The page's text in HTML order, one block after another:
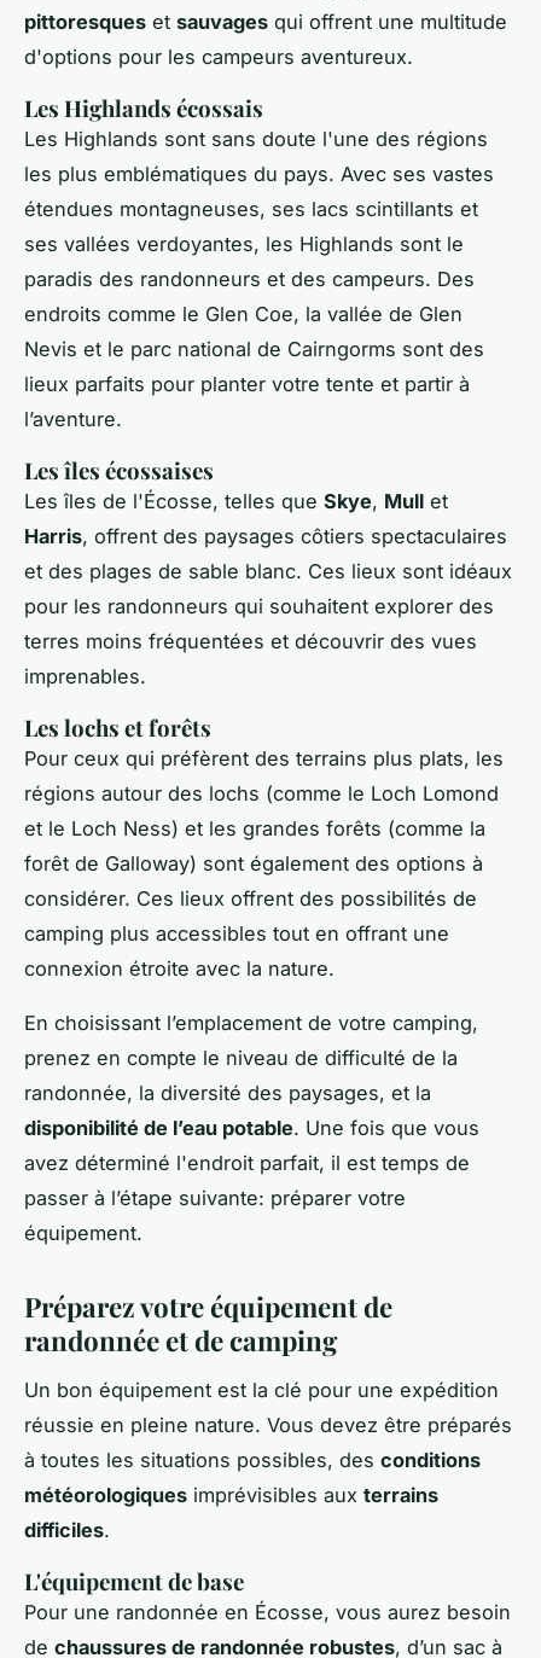
pittoresques et sauvages qui offrent une multitude
d'options pour les campeurs aventureux.
Les Highlands écossais
Les Highlands sont sans doute l'une des régions
les plus emblématiques du pays. Avec ses vastes
étendues montagneuses, ses lacs scintillants et
ses vallées verdoyantes, les Highlands sont le
paradis des randonneurs et des campeurs. Des
endroits comme le Glen Coe, la vallée de Glen
Nevis et le parc national de Cairngorms sont des
lieux parfaits pour planter votre tente et partir à
l’aventure.
Les îles écossaises
Les îles de l'Écosse, telles que Skye, Mull et
Harris, offrent des paysages côtiers spectaculaires
et des plages de sable blanc. Ces lieux sont idéaux
pour les randonneurs qui souhaitent explorer des
terres moins fréquentées et découvrir des vues
imprenables.
Les lochs et forêts
Pour ceux qui préfèrent des terrains plus plats, les
régions autour des lochs (comme le Loch Lomond
et le Loch Ness) et les grandes forêts (comme la
forêt de Galloway) sont également des options à
considérer. Ces lieux offrent des possibilités de
camping plus accessibles tout en offrant une
connexion étroite avec la nature.
En choisissant l’emplacement de votre camping,
prenez en compte le niveau de difficulté de la
randonnée, la diversité des paysages, et la
disponibilité de l’eau potable. Une fois que vous
avez déterminé l'endroit parfait, il est temps de
passer à l’étape suivante: préparer votre
équipement.
Préparez votre équipement de
randonnée et de camping
Un bon équipement est la clé pour une expédition
réussie en pleine nature. Vous devez être préparés
à toutes les situations possibles, des conditions
météorologiques imprévisibles aux terrains
difficiles.
L'équipement de base
Pour une randonnée en Écosse, vous aurez besoin
de chaussures de randonnée robustes, d’un sac à